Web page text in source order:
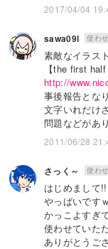
2017/04/04
sawa09l 使わ
素敵なイラス
【the first
http://
事後報告とな
文字いれだけ
問題などがあ
2011/06/28
さっく～ 使わ
はじめまして
やっばいです
かっこよすぎ
使わせていた
ありがとうご